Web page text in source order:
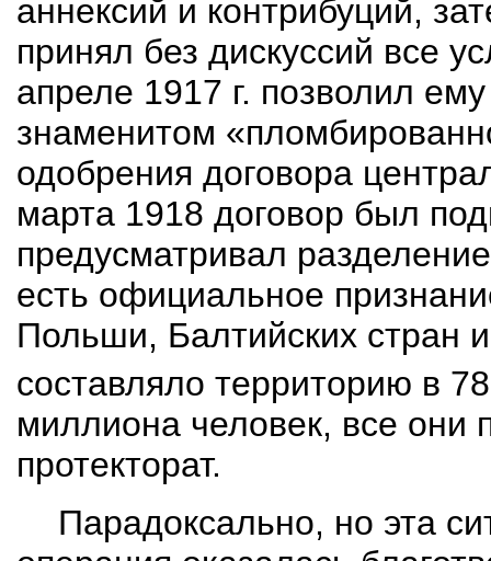
аннексий и контрибуций,
принял без дискуссий все
апреле 1917 г. позволил
знаменитом
одобрения договора
марта 1918 договор был
предусматривал
есть официальное
Польши, Балтийских стран
составляло территорию в
миллиона человек, все они
протекторат.
Парадоксально, но эта